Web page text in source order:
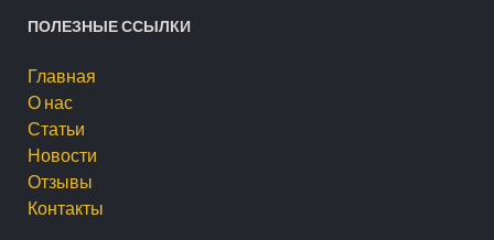
ПОЛЕЗНЫЕ ССЫЛКИ
Главная
О нас
Статьи
Новости
Отзывы
Контакты